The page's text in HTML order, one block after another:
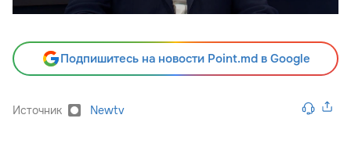
Подпишитесь на новости Point.md в Google
Источник Newtv